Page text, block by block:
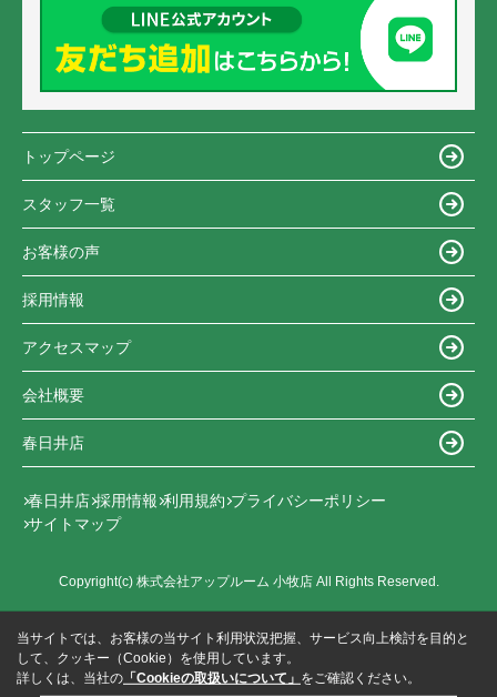
トップページ
スタッフ一覧
お客様の声
採用情報
アクセスマップ
会社概要
春日井店
春日井店 採用情報 利用規約 プライバシーポリシー
サイトマップ
Copyright(c) 株式会社アップルーム 小牧店 All Rights Reserved.
当サイトでは、お客様の当サイト利用状況把握、サービス向上検討を目的と
して、クッキー（Cookie）を使用しています。
詳しくは、当社の 「Cookieの取扱いについて」 をご確認ください。